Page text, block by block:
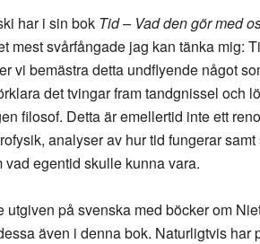
har i sin bok Tid – Vad den gör med
mest svårfångade jag kan tänka mig:
vi bemästra detta undflyende något
det tvingar fram tandgnissel och
filosof. Detta är emellertid inte ett
analyser av hur tid fungerar
vad egentid skulle kunna vara.
utgiven på svenska med böcker om
även i denna bok. Naturligtvis har